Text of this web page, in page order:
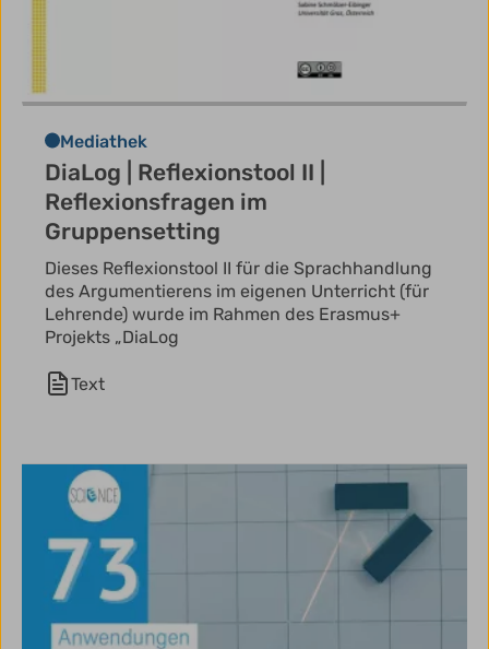
Mediathek
DiaLog | Reflexionstool II |
Reflexionsfragen im
Gruppensetting
Dieses Reflexionstool II für die Sprachhandlung
des Argumentierens im eigenen Unterricht (für
Lehrende) wurde im Rahmen des Erasmus+
Projekts „DiaLog
Text